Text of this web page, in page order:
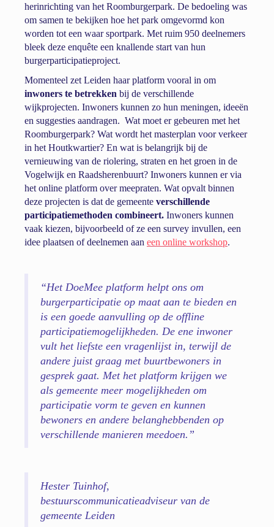
herinrichting van het Roomburgerpark. De bedoeling was
om samen te bekijken hoe het park omgevormd kon
worden tot een waar sportpark. Met ruim 950 deelnemers
bleek deze enquête een knallende start van hun
burgerparticipatieproject.
Momenteel zet Leiden haar platform vooral in om
inwoners te betrekken bij de verschillende
wijkprojecten. Inwoners kunnen zo hun meningen, ideeën
en suggesties aandragen. Wat moet er gebeuren met het
Roomburgerpark? Wat wordt het masterplan voor verkeer
in het Houtkwartier? En wat is belangrijk bij de
vernieuwing van de riolering, straten en het groen in de
Vogelwijk en Raadsherenbuurt? Inwoners kunnen er via
het online platform over meepraten. Wat opvalt binnen
deze projecten is dat de gemeente verschillende
participatiemethoden combineert. Inwoners kunnen
vaak kiezen, bijvoorbeeld of ze een survey invullen, een
idee plaatsen of deelnemen aan een online workshop.
“Het DoeMee platform helpt ons om
burgerparticipatie op maat aan te bieden en
is een goede aanvulling op de offline
participatiemogelijkheden. De ene inwoner
vult het liefste een vragenlijst in, terwijl de
andere juist graag met buurtbewoners in
gesprek gaat. Met het platform krijgen we
als gemeente meer mogelijkheden om
participatie vorm te geven en kunnen
bewoners en andere belanghebbenden op
verschillende manieren meedoen.”
Hester Tuinhof,
bestuurscommunicatieadviseur van de
gemeente Leiden